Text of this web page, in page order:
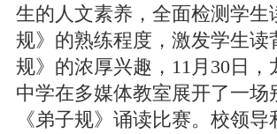
生的人文素养，全面检测学生
规》的熟练程度，激发学生读
规》的浓厚兴趣，11月30日，
中学在多媒体教室展开了一场
《弟子规》诵读比赛。校领导